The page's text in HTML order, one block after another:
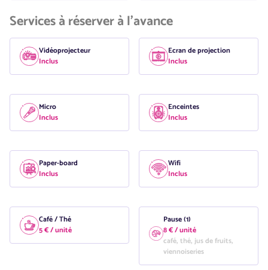
Services à réserver à l'avance
Vidéoprojecteur
Inclus
Ecran de projection
Inclus
Micro
Inclus
Enceintes
Inclus
Paper-board
Inclus
Wifi
Inclus
Café / Thé
5 € / unité
Pause (1)
8 € / unité
café, thé, jus de fruits,
viennoiseries